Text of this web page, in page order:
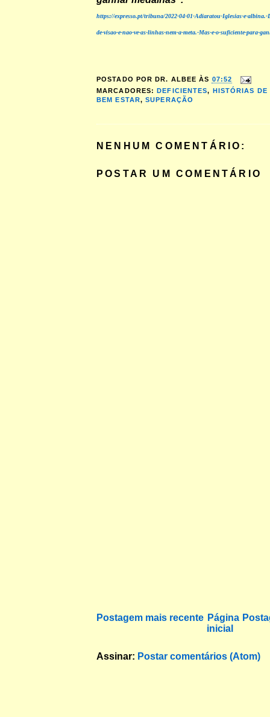
https://expresso.pt/tribuna/2022-04-01-Adiaratou-Iglesias-e-albina.-
de-visao-e-nao-ve-as-linhas-nem-a-meta.-Mas-e-o-suficiente-para-
POSTADO POR DR. ALBEE ÀS 07:52
MARCADORES:DEFICIENTES, HISTÓRIAS
BEM ESTAR,SUPERAÇÃO
NENHUM COMENTÁRIO:
POSTAR UM COMENTÁRIO
Postagem mais recente Página
inicial
Assinar: Postar comentários (Atom)